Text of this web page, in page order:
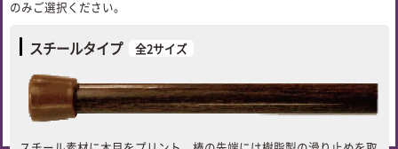
のみご選択ください。
スチールタイプ 全2サイズ